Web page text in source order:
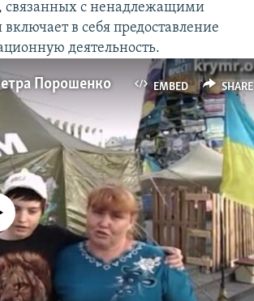
связанных с ненадлежащими
в себя предоставление
деятельность.
EMBED SHARE
Порошенко
available